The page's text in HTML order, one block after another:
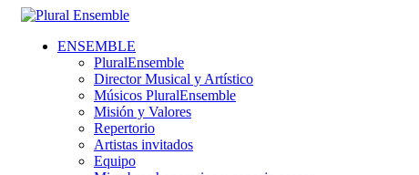
ENSEMBLE
PluralEnsemble
Director Musical y Artístico
Músicos PluralEnsemble
Misión y Valores
Repertorio
Artistas invitados
Equipo